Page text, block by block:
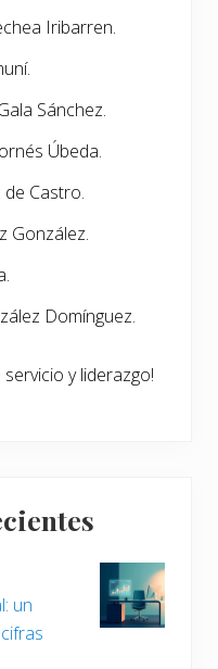
Iribarren.
Sánchez.
Úbeda.
Castro.
González.
Domínguez.
servicio y liderazgo!
un